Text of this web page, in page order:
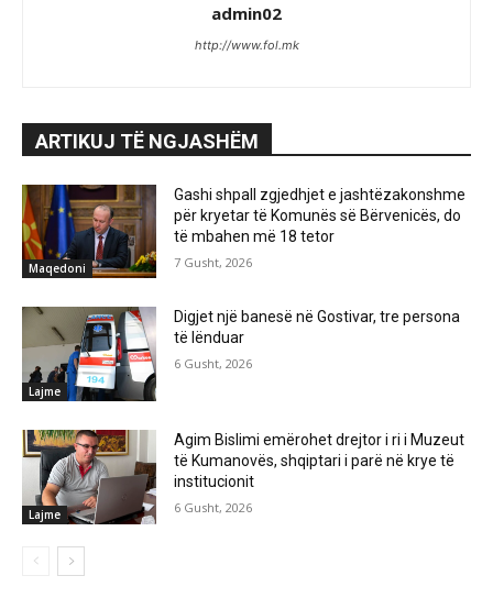
admin02
http://www.fol.mk
ARTIKUJ TË NGJASHËM
Maqedoni
Gashi shpall zgjedhjet e jashtëzakonshme
për kryetar të Komunës së Bërvenicës, do
të mbahen më 18 tetor
7 Gusht, 2026
Lajme
Digjet një banesë në Gostivar, tre persona
të lënduar
6 Gusht, 2026
Lajme
Agim Bislimi emërohet drejtor i ri i Muzeut
të Kumanovës, shqiptari i parë në krye të
institucionit
6 Gusht, 2026